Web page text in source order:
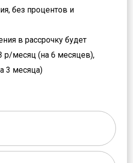
без процентов и
в рассрочку будет
р/месяц (на 6 месяцев),
3 месяца)